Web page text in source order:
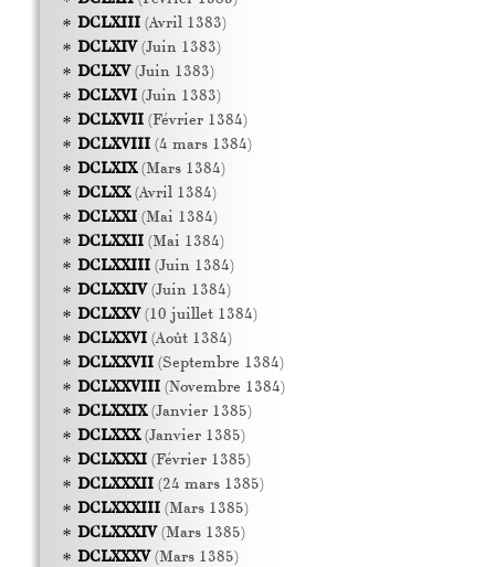
DCLXIII(Avril 1383)
DCLXIV(Juin 1383)
DCLXV(Juin 1383)
DCLXVI(Juin 1383)
DCLXVII(Février 1384)
DCLXVIII(4 mars 1384)
DCLXIX(Mars 1384)
DCLXX(Avril 1384)
DCLXXI(Mai 1384)
DCLXXII(Mai 1384)
DCLXXIII(Juin 1384)
DCLXXIV(Juin 1384)
DCLXXV(10 juillet 1384)
DCLXXVI(Août 1384)
DCLXXVII(Septembre 1384)
DCLXXVIII(Novembre 1384)
DCLXXIX(Janvier 1385)
DCLXXX(Janvier 1385)
DCLXXXI(Février 1385)
DCLXXXII(24 mars 1385)
DCLXXXIII(Mars 1385)
DCLXXXIV(Mars 1385)
DCLXXXV(Mars 1385)